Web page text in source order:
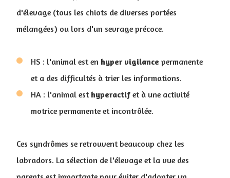
d'élevage (tous les chiots de diverses portées
mélangées) ou lors d'un sevrage précoce.
HS : l'animal est en hyper vigilance permanente
et a des difficultés à trier les informations.
HA : l'animal est hyperactif et à une activité
motrice permanente et incontrôlée.
Ces syndrômes se retrouvent beaucoup chez les
labradors. La sélection de l'élevage et la vue des